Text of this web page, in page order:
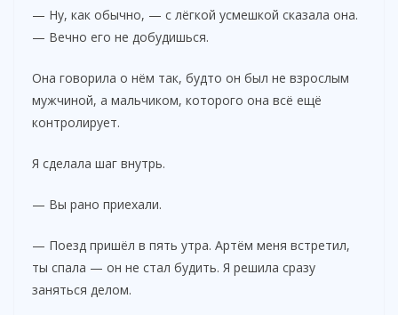
— Ну, как обычно, — с лёгкой усмешкой сказала она.
— Вечно его не добудишься.
Она говорила о нём так, будто он был не взрослым
мужчиной, а мальчиком, которого она всё ещё
контролирует.
Я сделала шаг внутрь.
— Вы рано приехали.
— Поезд пришёл в пять утра. Артём меня встретил,
ты спала — он не стал будить. Я решила сразу
заняться делом.